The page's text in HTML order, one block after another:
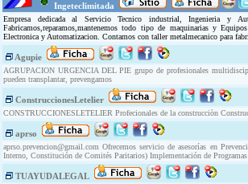
Ingeteclimitada
Empresa dedicada al Servicio Tecnico industrial, Ingenieria y
Fabricamos,reparamos,mantenemos todo tipo de maquinarias y
Electronica y Automatizacion. Contamos con taller metalmecanico para
Agupie
AGRUPACION URGENCIA DEL PIE grupo de profesionales
pueden transplantar, prevengamos
ConstruccionesLetelier
CONSTRUCCIONESLETELIER Profecionales de la construcciòn
aprso
aprso.prevencion@gmail.com Ofrecemos servicio de asesorías en
Interno, Constitución de Comités Paritarios) Implementación de
TUAYUDALEGAL